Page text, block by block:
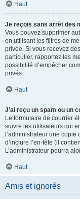
Haut
Je reçois sans arrêt des
Vous pouvez supprimer
en utilisant les filtres de
privée. Si vous recevez
particulier, rapportez les
possibilité d’empêcher
privés.
Haut
J’ai reçu un spam ou un
Le formulaire de courrier
suivre les utilisateurs qui
l’administrateur une
d’inclure l’en-tête (il
L’administrateur pourra
Haut
Amis et ignorés